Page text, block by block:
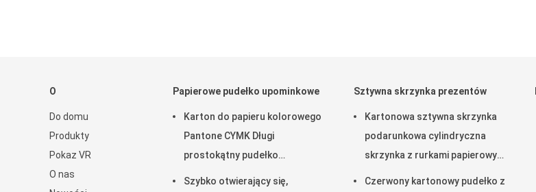
O
Do domu
Produkty
Pokaz VR
O nas
Papierowe pudełko upominkowe
Karton do papieru kolorowego
Pantone CYMK Długi
prostokątny pudełko
Szybko otwierający się,
Sztywna skrzynka prezentów
Kartonowa sztywna skrzynka
podarunkowa cylindryczna
skrzynka z rurkami papierowymi
Czerwony kartonowy pudełko z